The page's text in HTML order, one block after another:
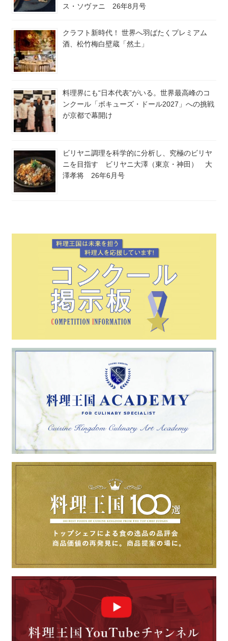
ス・ソヴァニ 26年8月号
クラフト新時代！ 世界へ羽ばたくプレミアム
酒、松竹梅白壁蔵「然土」
料理界にも“日本代表”がいる。世界最高峰のコ
ンクール「ボキューズ・ドール2027」への挑戦
が京都で幕開け
ビリヤニ調理を科学的に分析し、究極のビリヤ
ニを目指す ビリヤニ大澤（東京・神田） 大
澤孝将 26年6月号